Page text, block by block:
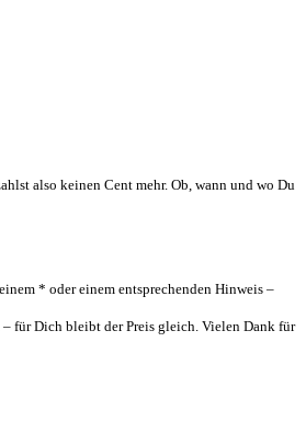
also keinen Cent mehr. Ob, wann und wo Du
* oder einem entsprechenden Hinweis –
für Dich bleibt der Preis gleich. Vielen Dank für